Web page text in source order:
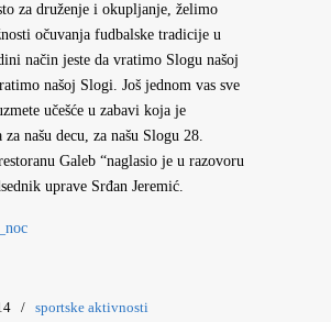
za druženje i okupljanje, želimo
očuvanja fudbalske tradicije u
način jeste da vratimo Slogu našoj
našoj Slogi. Još jednom vas sve
učešće u zabavi koja je
za našu decu, za našu Slogu 28.
Galeb “naglasio je u razovoru
uprave Srđan Jeremić.
/ sportske aktivnosti